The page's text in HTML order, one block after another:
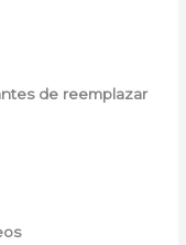
de reemplazar